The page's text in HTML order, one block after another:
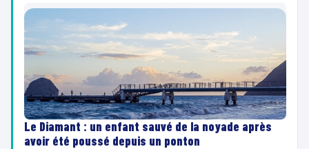
Le Diamant : un enfant sauvé de la noyade après
avoir été poussé depuis un ponton